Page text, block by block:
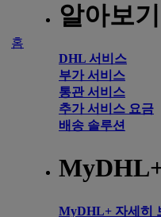
홈
알아보기
DHL 서비스
부가 서비스
통관 서비스
추가 서비스 요금
배송 솔루션
MyDHL+ 자세히